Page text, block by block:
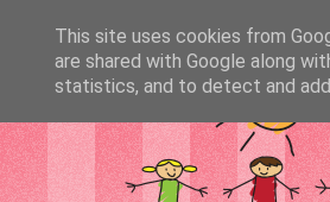
This site uses cookies from
are shared with Google along
statistics, and to detect and